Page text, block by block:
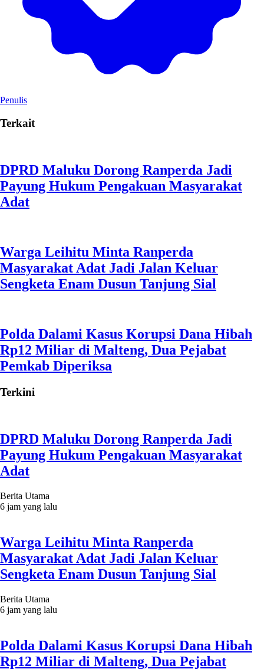
Penulis
Terkait
DPRD Maluku Dorong Ranperda Jadi
Payung Hukum Pengakuan Masyarakat
Adat
Warga Leihitu Minta Ranperda
Masyarakat Adat Jadi Jalan Keluar
Sengketa Enam Dusun Tanjung Sial
Polda Dalami Kasus Korupsi Dana Hibah
Rp12 Miliar di Malteng, Dua Pejabat
Pemkab Diperiksa
Terkini
DPRD Maluku Dorong Ranperda Jadi
Payung Hukum Pengakuan Masyarakat
Adat
Berita Utama
6 jam yang lalu
Warga Leihitu Minta Ranperda
Masyarakat Adat Jadi Jalan Keluar
Sengketa Enam Dusun Tanjung Sial
Berita Utama
6 jam yang lalu
Polda Dalami Kasus Korupsi Dana Hibah
Rp12 Miliar di Malteng, Dua Pejabat